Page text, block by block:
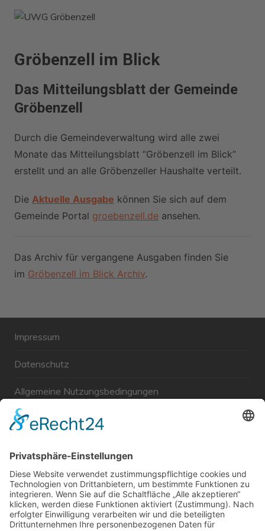
Zum
Inhalt
Gröbenzell im Blick
Das Mitteilungsblatt der Gemeinde
Gröbenzell
Durch die Gemeindeverwaltung wird alle zwei
Monate das Mitteilungsblatt “Gröbenzell im Blick”
erstellt und an alle Gröbenzeller Haushalte verteilt.
Die Aktuelle Ausgabe können Sie sich auf dem
Gemeinde Portal groebenzell.deansehen.
Das Archiv für vergangene Ausgaben finden Sie
im Gröbenzell im Blick Archiv.
Impressum
Datenschutz
Allgemeine Nutzungsbedingungen
Links
Unabhängige WählerGemeinschaft Gröbenzell
Wir sind ein Querschnitt der Gesellschaft bezüglich des
Alters, der Berufe, Herkunft, Interessen und Ansichten.